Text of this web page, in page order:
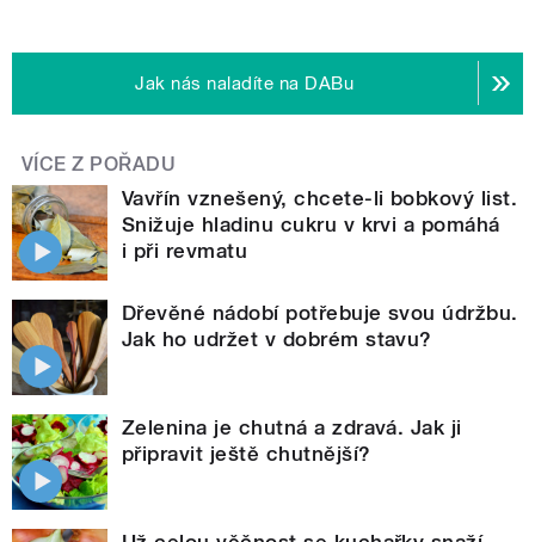
Jak nás naladíte na DABu
VÍCE Z POŘADU
Vavřín vznešený, chcete-li bobkový list.
Snižuje hladinu cukru v krvi a pomáhá
i při revmatu
Dřevěné nádobí potřebuje svou údržbu.
Jak ho udržet v dobrém stavu?
Zelenina je chutná a zdravá. Jak ji
připravit ještě chutnější?